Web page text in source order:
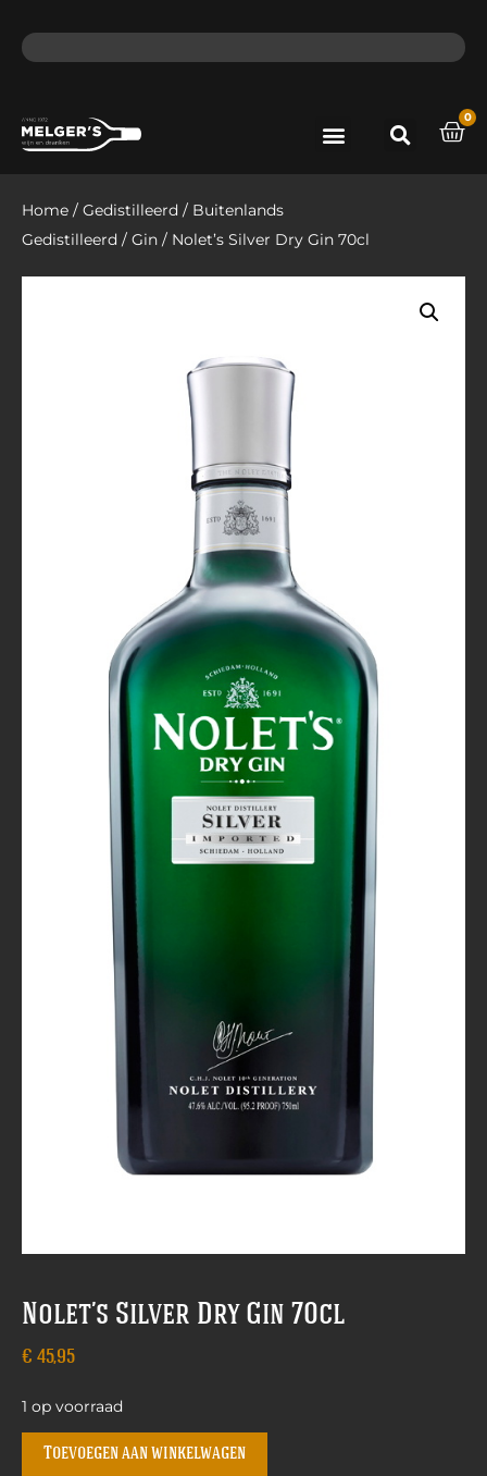
0
Home / Gedistilleerd / Buitenlands
Gedistilleerd / Gin / Nolet’s Silver Dry Gin 70cl
Nolet’s Silver Dry Gin 70cl
€ 45,95
1 op voorraad
Toevoegen aan winkelwagen